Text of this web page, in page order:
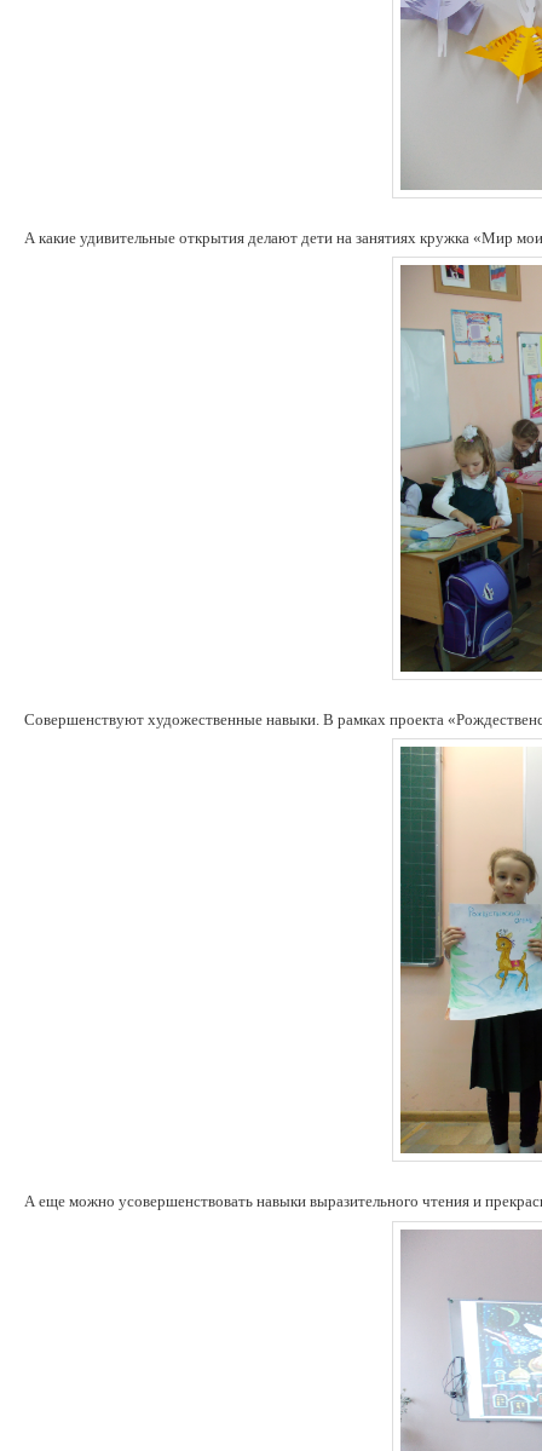
А какие удивительные открытия делают дети на занятиях кружка «Мир
Совершенствуют художественные навыки. В рамках проекта
А еще можно усовершенствовать навыки выразительного чтения и